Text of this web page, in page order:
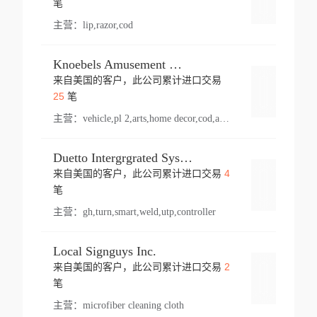
笔
主营： lip,razor,cod
Knoebels Amusement Resort
来自美国的客户，此公司累计进口交易
25笔
主营： vehicle,pl 2,arts,home decor,cod,amusement ride,sea
Duetto Intergrgrated Systems Inc.
来自美国的客户，此公司累计进口交易 4
笔
主营： gh,turn,smart,weld,utp,controller
Local Signguys Inc.
来自美国的客户，此公司累计进口交易 2
笔
主营： microfiber cleaning cloth